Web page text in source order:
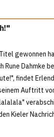
gewonnen
Rune Dahmke
findet
Auftritt
Kieler